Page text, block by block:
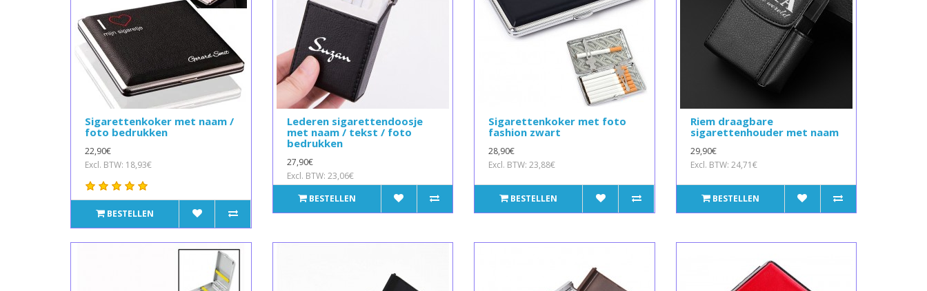
Sigarettenkoker met naam /
foto bedrukken
22,90€
Excl. BTW: 18,93€
BESTELLEN
Lederen sigarettendoosje
met naam / tekst / foto
bedrukken
27,90€
Excl. BTW: 23,06€
BESTELLEN
Sigarettenkoker met foto
fashion zwart
28,90€
Excl. BTW: 23,88€
BESTELLEN
Riem draagbare
sigarettenhouder met naam
29,90€
Excl. BTW: 24,71€
BESTELLEN